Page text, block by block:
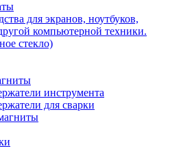
для экранов, ноутбуков,
компьютерной техники.
стекло)
инструмента
для сварки